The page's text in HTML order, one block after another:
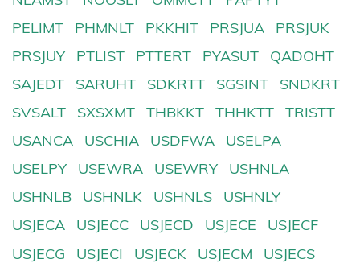
PELIMT
PHMNLT PKKHIT PRSJUA
PRSJUK
PRSJUY
PTLIST PTTERT PYASUT
QADOHT
SAJEDT
SARUHT SDKRTT SGSINT
SNDKRT
SVSALT
SXSXMT THBKKT THHKTT
TRISTT
USANCA
USCHIA USDFWA
USELPA
USELPY
USEWRA USEWRY
USHNLA
USHNLB
USHNLK USHNLS
USHNLY
USJECA
USJECC USJECD USJECE
USJECF
USJECG
USJECI USJECK USJECM
USJECS